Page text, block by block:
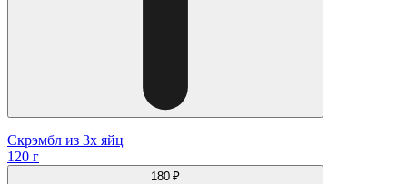
Скрэмбл из 3х яйц
120 г
180 ₽